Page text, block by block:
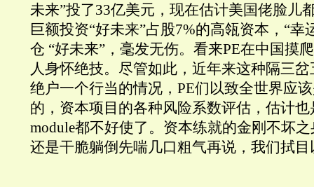
未来”投了33亿美元，现在估计美国佬脸儿
巨额投资“好未来”占股7%的高瓴资本，“幸
仓 “好未来”，毫发无伤。看来PE在中国摸
人身怀绝技。尽管如此，近年来这种隔三
绝户一个行当的情况，PE们以致全世界应
的，资本项目的各种风险系数评估，估计
module都不好使了。资本练就的金刚不坏
还是干脆躺倒先喘几口粗气再说，我们拭目